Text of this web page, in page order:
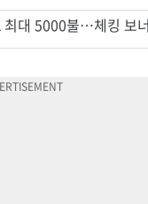
최대 5000불…체킹 보